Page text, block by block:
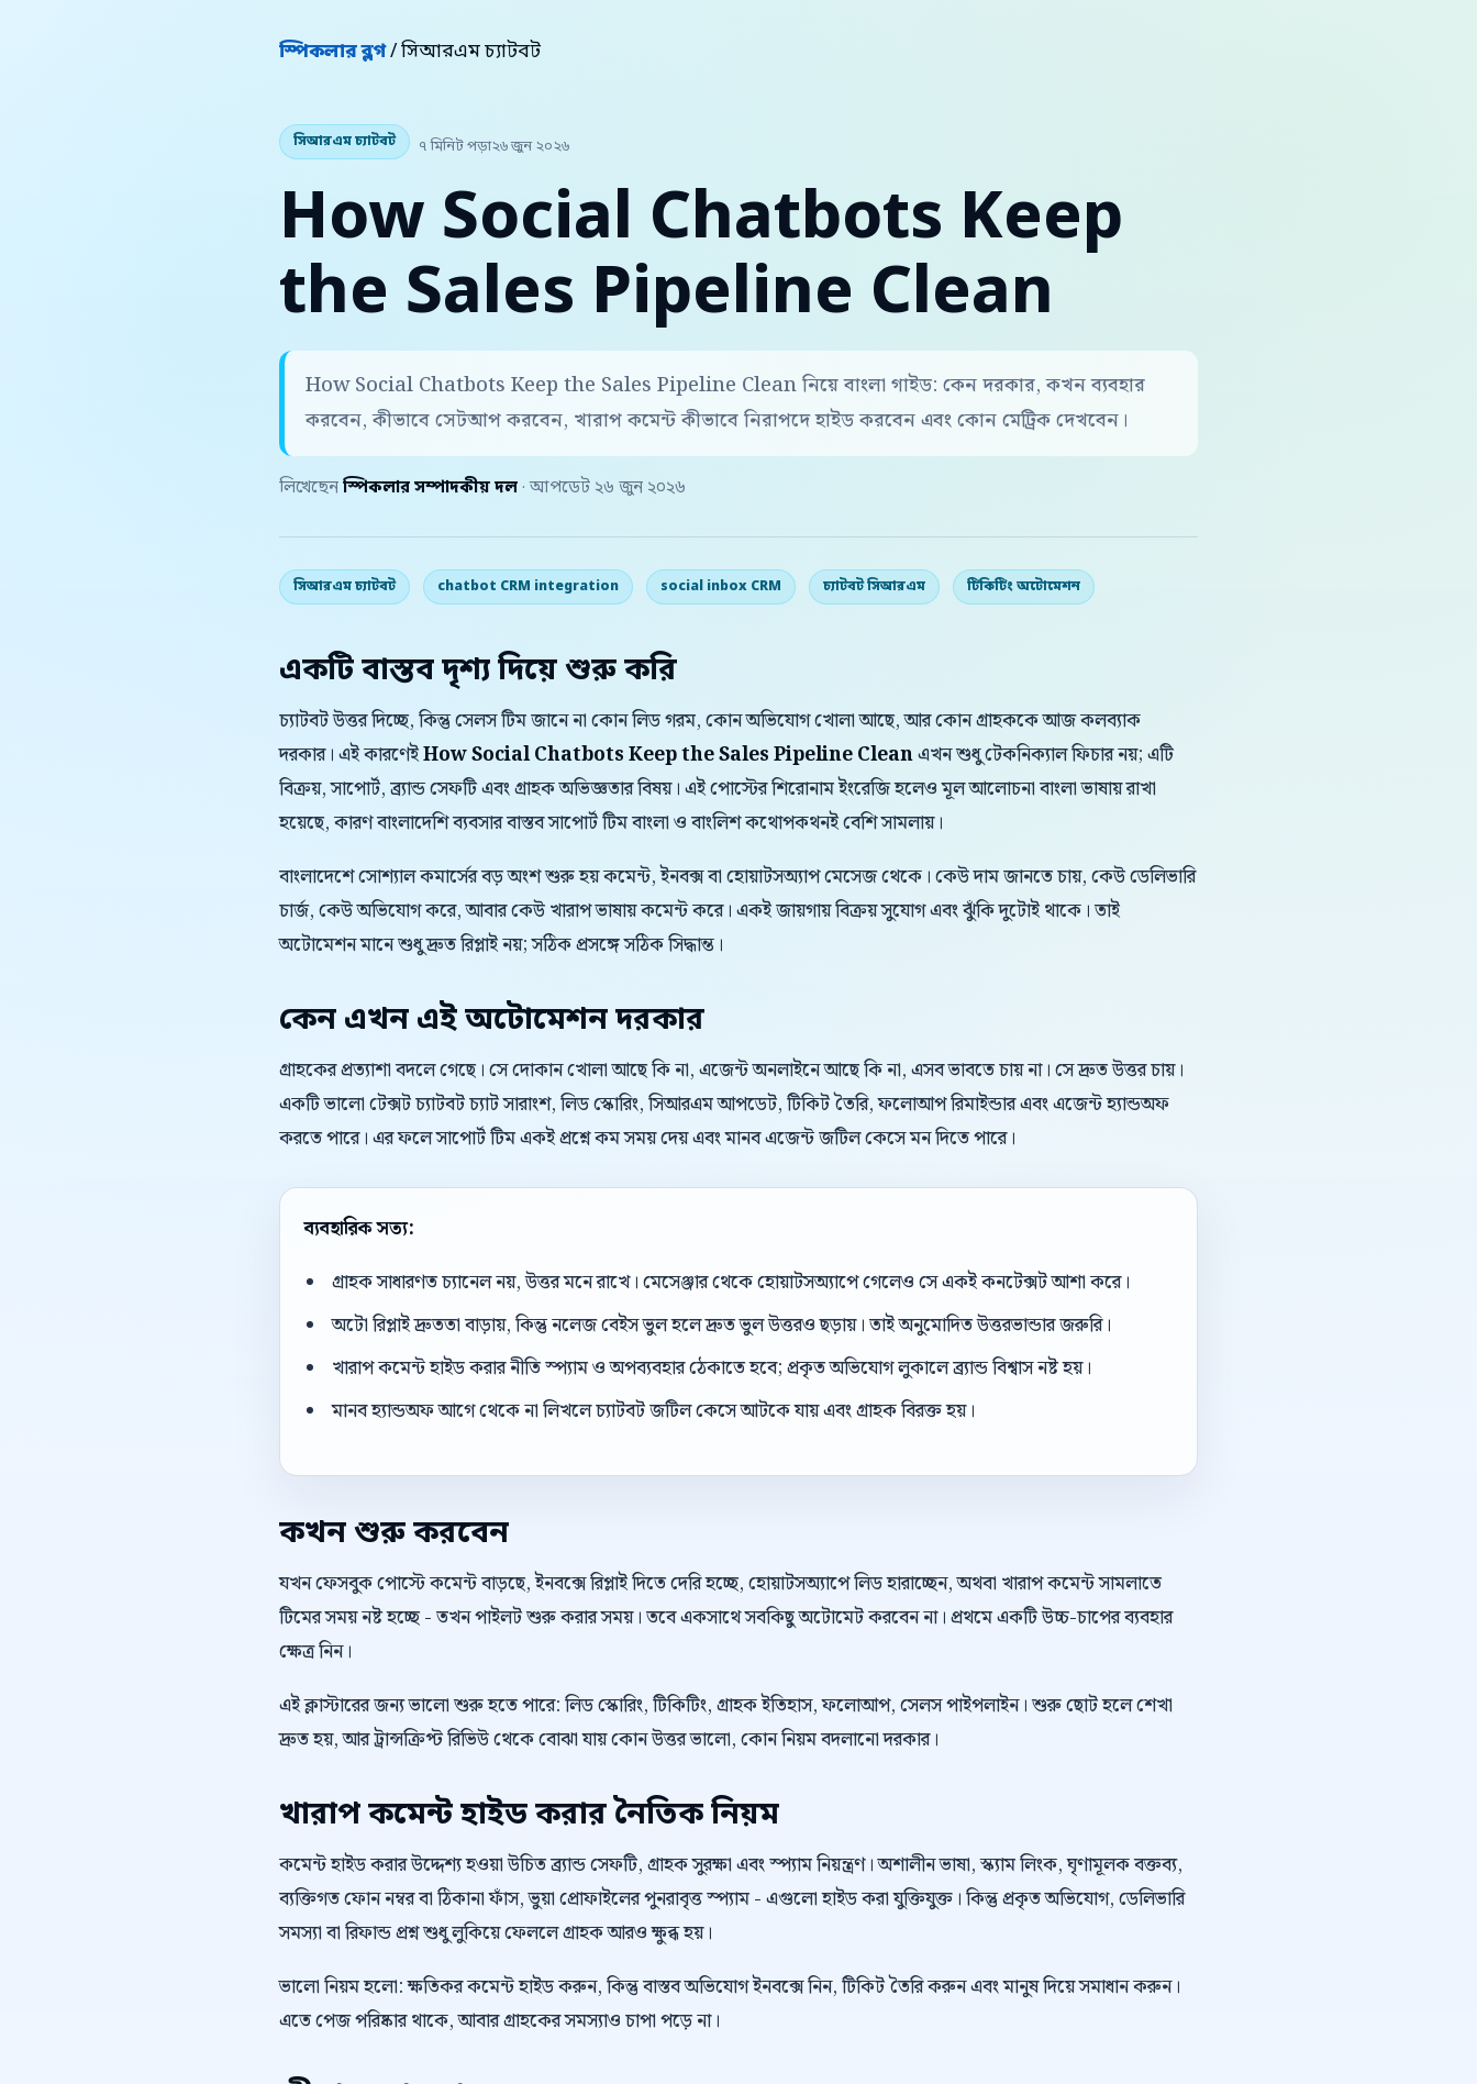
স্পিকলার ব্লগ/ সিআরএম চ্যাটবট
সিআরএম চ্যাটবট ৭ মিনিট পড়া২৬ জুন ২০২৬
How Social Chatbots Keep
the Sales Pipeline Clean
How Social Chatbots Keep the Sales Pipeline Clean নিয়ে বাংলা গাইড: কেন দরকার, কখন ব্যবহার
করবেন, কীভাবে সেটআপ করবেন, খারাপ কমেন্ট কীভাবে নিরাপদে হাইড করবেন এবং কোন মেট্রিক দেখবেন।
লিখেছেন স্পিকলার সম্পাদকীয় দল · আপডেট ২৬ জুন ২০২৬
সিআরএম চ্যাটবট chatbot CRM integration social inbox CRM চ্যাটবট সিআরএম টিকিটিং অটোমেশন
একটি বাস্তব দৃশ্য দিয়ে শুরু করি
চ্যাটবট উত্তর দিচ্ছে, কিন্তু সেলস টিম জানে না কোন লিড গরম, কোন অভিযোগ খোলা আছে, আর কোন গ্রাহককে আজ কলব্যাক
দরকার। এই কারণেইHow Social Chatbots Keep the Sales Pipeline Cleanএখন শুধু টেকনিক্যাল ফিচার নয়; এটি
বিক্রয়, সাপোর্ট, ব্র্যান্ড সেফটি এবং গ্রাহক অভিজ্ঞতার বিষয়। এই পোস্টের শিরোনাম ইংরেজি হলেও মূল আলোচনা বাংলা ভাষায় রাখা
হয়েছে, কারণ বাংলাদেশি ব্যবসার বাস্তব সাপোর্ট টিম বাংলা ও বাংলিশ কথোপকথনই বেশি সামলায়।
বাংলাদেশে সোশ্যাল কমার্সের বড় অংশ শুরু হয় কমেন্ট, ইনবক্স বা হোয়াটসঅ্যাপ মেসেজ থেকে। কেউ দাম জানতে চায়, কেউ ডেলিভারি
চার্জ, কেউ অভিযোগ করে, আবার কেউ খারাপ ভাষায় কমেন্ট করে। একই জায়গায় বিক্রয় সুযোগ এবং ঝুঁকি দুটোই থাকে। তাই
অটোমেশন মানে শুধু দ্রুত রিপ্লাই নয়; সঠিক প্রসঙ্গে সঠিক সিদ্ধান্ত।
কেন এখন এই অটোমেশন দরকার
গ্রাহকের প্রত্যাশা বদলে গেছে। সে দোকান খোলা আছে কি না, এজেন্ট অনলাইনে আছে কি না, এসব ভাবতে চায় না। সে দ্রুত উত্তর চায়।
একটি ভালো টেক্সট চ্যাটবট চ্যাট সারাংশ, লিড স্কোরিং, সিআরএম আপডেট, টিকিট তৈরি, ফলোআপ রিমাইন্ডার এবং এজেন্ট হ্যান্ডঅফ
করতে পারে। এর ফলে সাপোর্ট টিম একই প্রশ্নে কম সময় দেয় এবং মানব এজেন্ট জটিল কেসে মন দিতে পারে।
ব্যবহারিক সত্য:
গ্রাহক সাধারণত চ্যানেল নয়, উত্তর মনে রাখে। মেসেঞ্জার থেকে হোয়াটসঅ্যাপে গেলেও সে একই কনটেক্সট আশা করে।
অটো রিপ্লাই দ্রুততা বাড়ায়, কিন্তু নলেজ বেইস ভুল হলে দ্রুত ভুল উত্তরও ছড়ায়। তাই অনুমোদিত উত্তরভান্ডার জরুরি।
খারাপ কমেন্ট হাইড করার নীতি স্প্যাম ও অপব্যবহার ঠেকাতে হবে; প্রকৃত অভিযোগ লুকালে ব্র্যান্ড বিশ্বাস নষ্ট হয়।
মানব হ্যান্ডঅফ আগে থেকে না লিখলে চ্যাটবট জটিল কেসে আটকে যায় এবং গ্রাহক বিরক্ত হয়।
কখন শুরু করবেন
যখন ফেসবুক পোস্টে কমেন্ট বাড়ছে, ইনবক্সে রিপ্লাই দিতে দেরি হচ্ছে, হোয়াটসঅ্যাপে লিড হারাচ্ছেন, অথবা খারাপ কমেন্ট সামলাতে
টিমের সময় নষ্ট হচ্ছে - তখন পাইলট শুরু করার সময়। তবে একসাথে সবকিছু অটোমেট করবেন না। প্রথমে একটি উচ্চ-চাপের ব্যবহার
ক্ষেত্র নিন।
এই ক্লাস্টারের জন্য ভালো শুরু হতে পারে: লিড স্কোরিং, টিকিটিং, গ্রাহক ইতিহাস, ফলোআপ, সেলস পাইপলাইন। শুরু ছোট হলে শেখা
দ্রুত হয়, আর ট্রান্সক্রিপ্ট রিভিউ থেকে বোঝা যায় কোন উত্তর ভালো, কোন নিয়ম বদলানো দরকার।
খারাপ কমেন্ট হাইড করার নৈতিক নিয়ম
কমেন্ট হাইড করার উদ্দেশ্য হওয়া উচিত ব্র্যান্ড সেফটি, গ্রাহক সুরক্ষা এবং স্প্যাম নিয়ন্ত্রণ। অশালীন ভাষা, স্ক্যাম লিংক, ঘৃণামূলক বক্তব্য,
ব্যক্তিগত ফোন নম্বর বা ঠিকানা ফাঁস, ভুয়া প্রোফাইলের পুনরাবৃত্ত স্প্যাম - এগুলো হাইড করা যুক্তিযুক্ত। কিন্তু প্রকৃত অভিযোগ, ডেলিভারি
সমস্যা বা রিফান্ড প্রশ্ন শুধু লুকিয়ে ফেললে গ্রাহক আরও ক্ষুব্ধ হয়।
ভালো নিয়ম হলো: ক্ষতিকর কমেন্ট হাইড করুন, কিন্তু বাস্তব অভিযোগ ইনবক্সে নিন, টিকিট তৈরি করুন এবং মানুষ দিয়ে সমাধান করুন।
এতে পেজ পরিষ্কার থাকে, আবার গ্রাহকের সমস্যাও চাপা পড়ে না।